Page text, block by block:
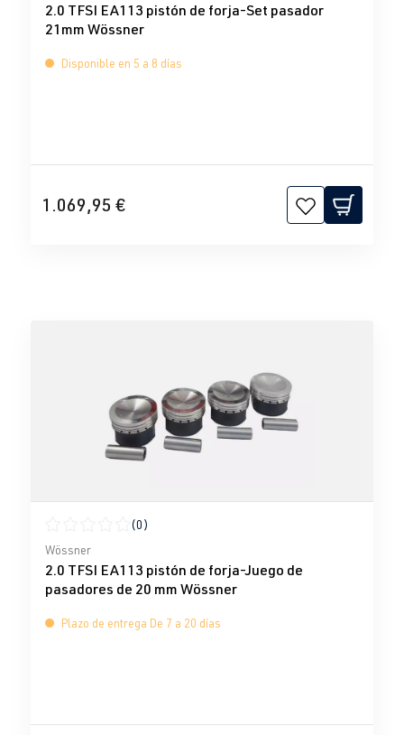
2.0 TFSI EA113 pistón de forja-Set pasador
21mm Wössner
Disponible en 5 a 8 días
1.069,95 €
Calificación promedio de 0 de 5 estrellas
(0)
Wössner
2.0 TFSI EA113 pistón de forja-Juego de
pasadores de 20 mm Wössner
Plazo de entrega De 7 a 20 días